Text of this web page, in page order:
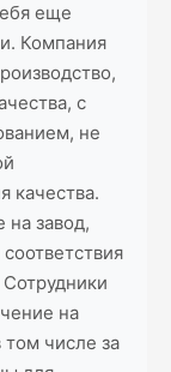
еще
Компания
с
не
качества.
завод,
на
числе за